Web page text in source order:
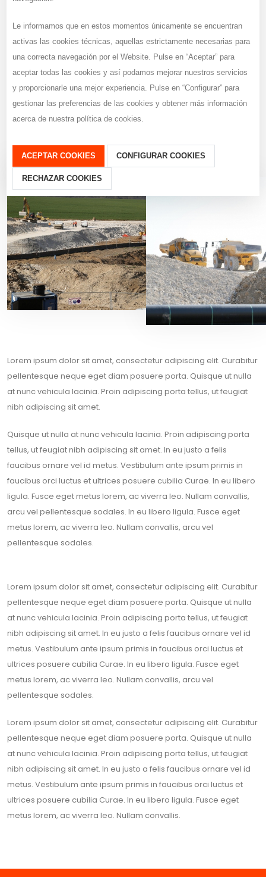
Le informamos que en estos momentos únicamente se encuentran
activas las cookies técnicas, aquellas estrictamente necesarias para
una correcta navegación por el Website. Pulse en “Aceptar” para
aceptar todas las cookies y así podamos mejorar nuestros servicios
y proporcionarle una mejor experiencia. Pulse en “Configurar” para
gestionar las preferencias de las cookies y obtener más información
acerca de nuestra política de cookies.
ACEPTAR COOKIES CONFIGURAR COOKIES
RECHAZAR COOKIES
Lorem ipsum dolor sit amet, consectetur adipiscing elit. Curabitur
pellentesque neque eget diam posuere porta. Quisque ut nulla
at nunc vehicula lacinia. Proin adipiscing porta tellus, ut feugiat
nibh adipiscing sit amet. In eu justo a felis faucibus ornare vel id
metus. Vestibulum ante ipsum primis in faucibus orci luctus et
ultrices posuere cubilia Curae. In eu libero ligula. Fusce eget
metus lorem, ac viverra leo. Nullam convallis.
Lorem ipsum dolor sit amet, consectetur adipiscing elit. Curabitur
pellentesque neque eget diam posuere porta. Quisque ut nulla
at nunc vehicula lacinia. Proin adipiscing porta tellus, ut feugiat
nibh adipiscing sit amet.
Quisque ut nulla at nunc vehicula lacinia. Proin adipiscing porta
tellus, ut feugiat nibh adipiscing sit amet. In eu justo a felis
faucibus ornare vel id metus. Vestibulum ante ipsum primis in
faucibus orci luctus et ultrices posuere cubilia Curae. In eu libero
ligula. Fusce eget metus lorem, ac viverra leo. Nullam convallis,
arcu vel pellentesque sodales. In eu libero ligula. Fusce eget
metus lorem, ac viverra leo. Nullam convallis, arcu vel
pellentesque sodales.
Lorem ipsum dolor sit amet, consectetur adipiscing elit. Curabitur
pellentesque neque eget diam posuere porta. Quisque ut nulla
at nunc vehicula lacinia. Proin adipiscing porta tellus, ut feugiat
nibh adipiscing sit amet. In eu justo a felis faucibus ornare vel id
metus. Vestibulum ante ipsum primis in faucibus orci luctus et
ultrices posuere cubilia Curae. In eu libero ligula. Fusce eget
metus lorem, ac viverra leo. Nullam convallis, arcu vel
pellentesque sodales.
Lorem ipsum dolor sit amet, consectetur adipiscing elit. Curabitur
pellentesque neque eget diam posuere porta. Quisque ut nulla
at nunc vehicula lacinia. Proin adipiscing porta tellus, ut feugiat
nibh adipiscing sit amet. In eu justo a felis faucibus ornare vel id
metus. Vestibulum ante ipsum primis in faucibus orci luctus et
ultrices posuere cubilia Curae. In eu libero ligula. Fusce eget
metus lorem, ac viverra leo. Nullam convallis.